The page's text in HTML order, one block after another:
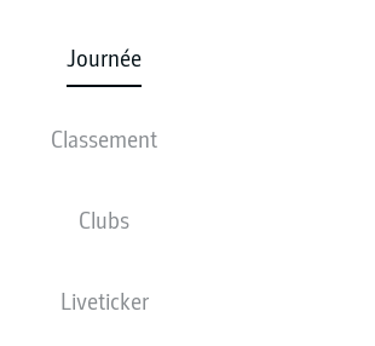
Journée
Classement
Clubs
Liveticker
STATISTIQUES